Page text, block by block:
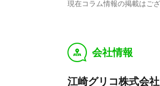
現在コラム情報の掲載はござ
y 会社情報
江崎グリコ株式会社